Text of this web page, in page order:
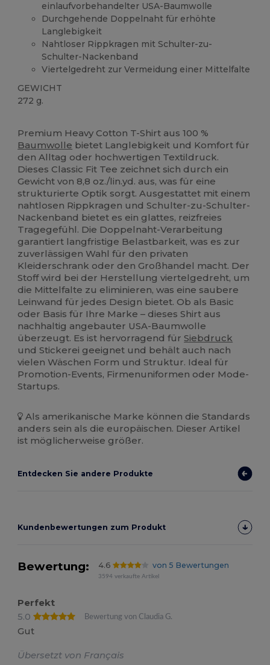
einlaufvorbehandelter USA-Baumwolle
Durchgehende Doppelnaht für erhöhte
Langlebigkeit
Nahtloser Rippkragen mit Schulter-zu-
Schulter-Nackenband
Viertelgedreht zur Vermeidung einer Mittelfalte
GEWICHT
272 g.
Premium Heavy Cotton T-Shirt aus 100 %
Baumwolle bietet Langlebigkeit und Komfort für
den Alltag oder hochwertigen Textildruck.
Dieses Classic Fit Tee zeichnet sich durch ein
Gewicht von 8,8 oz./lin.yd. aus, was für eine
strukturierte Optik sorgt. Ausgestattet mit einem
nahtlosen Rippkragen und Schulter-zu-Schulter-
Nackenband bietet es ein glattes, reizfreies
Tragegefühl. Die Doppelnaht-Verarbeitung
garantiert langfristige Belastbarkeit, was es zur
zuverlässigen Wahl für den privaten
Kleiderschrank oder den Großhandel macht. Der
Stoff wird bei der Herstellung viertelgedreht, um
die Mittelfalte zu eliminieren, was eine saubere
Leinwand für jedes Design bietet. Ob als Basic
oder Basis für Ihre Marke – dieses Shirt aus
nachhaltig angebauter USA-Baumwolle
überzeugt. Es ist hervorragend fürSiebdruck
und Stickerei geeignet und behält auch nach
vielen Wäschen Form und Struktur. Ideal für
Promotion-Events, Firmenuniformen oder Mode-
Startups.
Als amerikanische Marke können die Standards
anders sein als die europäischen. Dieser Artikel
ist möglicherweise größer.
Entdecken Sie andere Produkte
Kundenbewertungen zum Produkt
Bewertung: 4.6 von 5 Bewertungen
3594 verkaufte Artikel
Perfekt
5.0
Bewertung von Claudia G.
Gut
Übersetzt von Français